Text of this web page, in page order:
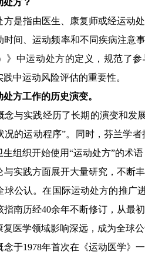
处方？
方是指由医生、康复师或经运动
间、运动频率和不同疾病注意
》中运动处方的定义，规范了
中运动风险评估的重要性。
方工作的历史演变。
念与实践经历了长期的演变和发
况的运动程序”。同时，芬兰学
生组织开始使用“运动处方”的术
与实践方面展开大量研究，不断
球公认。在国际运动处方的推广
指南历经40余年不断修订，从
医学领域影响深远，成为全球
念于1978年首次在《运动医学》